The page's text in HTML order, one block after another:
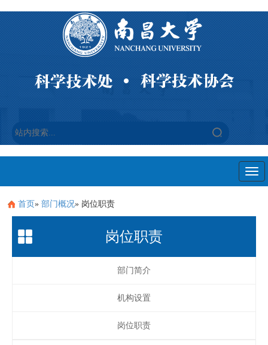
首页» 部门概况» 岗位职责
岗位职责
部门简介
机构设置
岗位职责